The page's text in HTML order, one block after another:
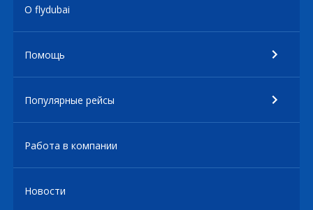
О flydubai
Помощь
Популярные рейсы
Работа в компании
Новости